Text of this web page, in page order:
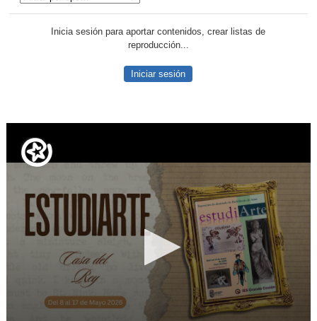
Inicia sesión para aportar contenidos, crear listas de
reproducción...
Iniciar sesión